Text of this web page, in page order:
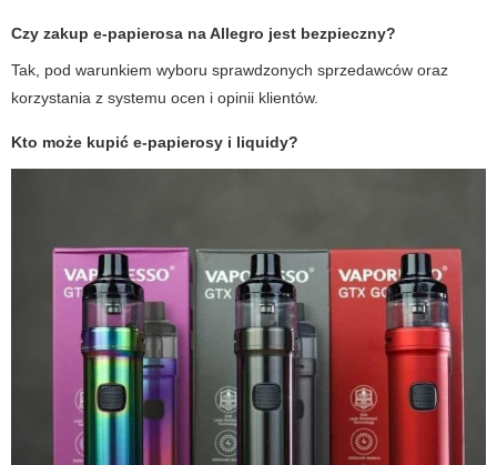
Czy zakup e-papierosa na Allegro jest bezpieczny?
Tak, pod warunkiem wyboru sprawdzonych sprzedawców oraz
korzystania z systemu ocen i opinii klientów.
Kto może kupić e-papierosy i liquidy?